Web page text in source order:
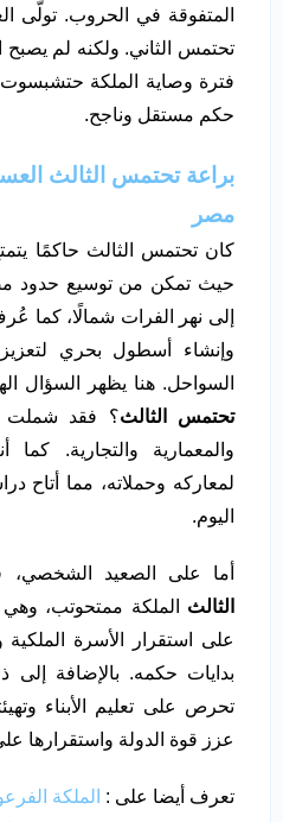
المتفوقة في الحروب.
تحتمس الثاني. ولكنه لم يصبح
فترة وصاية الملكة
حكم مستقل وناجح.
براعة تحتمس الثالث
مصر
كان تحتمس الثالث حاكمًا
حيث تمكن من توسيع حدود
إلى نهر الفرات شمالًا، كما
وإنشاء أسطول بحري
السواحل. هنا يظهر السؤال
تحتمس الثالث؟ فقد شملت
والمعمارية والتجارية.
لمعاركه وحملاته، مما أتاح
اليوم.
أما على الصعيد الشخصي،
الثالث الملكة ممتحوتب،
على استقرار الأسرة
بدايات حكمه. بالإضافة إلى
تحرص على تعليم الأبناء
عزز قوة الدولة واستقرارها
تعرف أيضا على : الملكة